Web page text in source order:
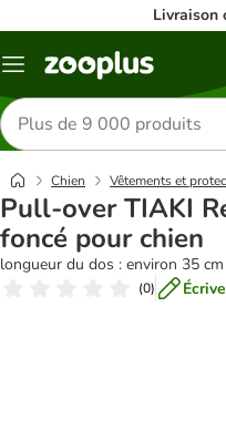
Livraison
Menu
Rechercher
des
produits
Chien Vêtements et
Pull-over TIAKI
foncé pour chien
longueur du dos : environ 35 cm
(0)